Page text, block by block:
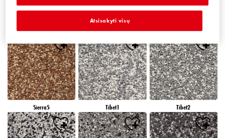
Sierra5 Tibet1 Tibet2
Atsisakyti visų